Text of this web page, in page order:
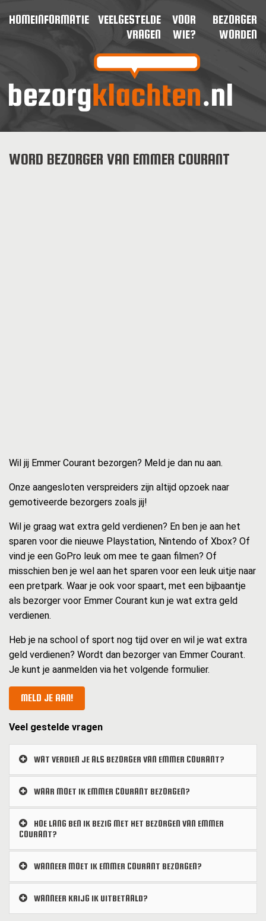
HOMEINFORMATIE
VEELGESTELDE
VRAGEN
VOOR
WIE?
BEZORGER
WORDEN
WORD BEZORGER VAN EMMER COURANT
Wil jij Emmer Courant bezorgen? Meld je dan nu aan.
Onze aangesloten verspreiders zijn altijd opzoek naar
gemotiveerde bezorgers zoals jij!
Wil je graag wat extra geld verdienen? En ben je aan het
sparen voor die nieuwe Playstation, Nintendo of Xbox? Of
vind je een GoPro leuk om mee te gaan filmen? Of
misschien ben je wel aan het sparen voor een leuk uitje naar
een pretpark. Waar je ook voor spaart, met een bijbaantje
als bezorger voor Emmer Courant kun je wat extra geld
verdienen.
Heb je na school of sport nog tijd over en wil je wat extra
geld verdienen? Wordt dan bezorger van Emmer Courant.
Je kunt je aanmelden via het volgende formulier.
MELD JE AAN!
Veel gestelde vragen
WAT VERDIEN JE ALS BEZORGER VAN EMMER COURANT?
WAAR MOET IK EMMER COURANT BEZORGEN?
HOE LANG BEN IK BEZIG MET HET BEZORGEN VAN EMMER
COURANT?
WANNEER MOET IK EMMER COURANT BEZORGEN?
WANNEER KRIJG IK UITBETAALD?